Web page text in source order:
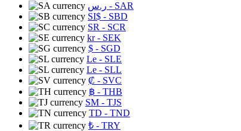
ر.س - SAR
SI$ - SBD
SR - SCR
kr- SEK
$ - SGD
Le - SLE
Le - SLL
₡ - SVC
฿ - THB
ЅМ - TJS
TD - TND
₺ - TRY